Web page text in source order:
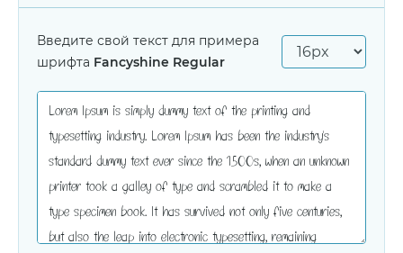
Введите свой текст для примера
шрифта Fancyshine Regular